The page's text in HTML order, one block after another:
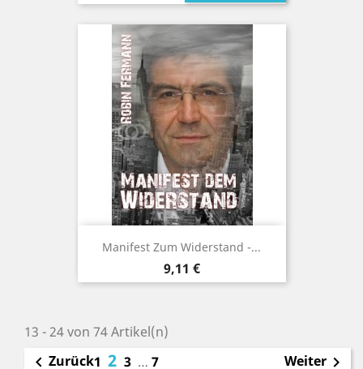
Manifest Zum Widerstand -...
Preis
9,11 €
13 - 24 von 74 Artikel(n)
 Zurück1 2 3 … 7 Weiter 